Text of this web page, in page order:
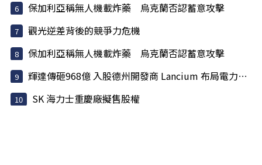
保加利亞稱無人機載炸藥 烏克蘭否認蓄意攻擊
觀光逆差背後的競爭力危機
保加利亞稱無人機載炸藥 烏克蘭否認蓄意攻擊
輝達傳砸968億 入股德州開發商 Lancium 布局電力基建
SK 海力士重慶廠擬售股權